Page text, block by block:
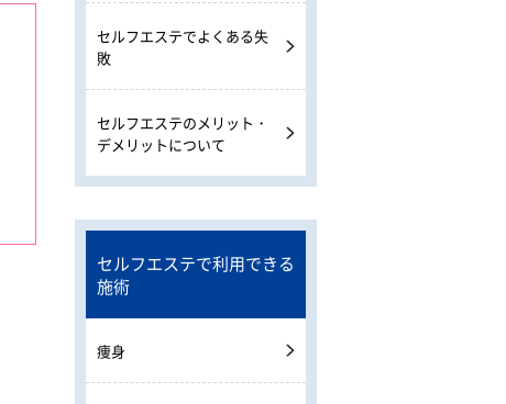
セルフエステでよくある失
敗
セルフエステのメリット・
デメリットについて
セルフエステで利用できる
施術
痩身